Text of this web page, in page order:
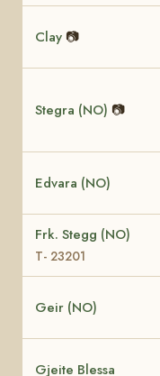
Clay 📷
Stegra (NO) 📷
Edvara (NO)
Frk. Stegg (NO)
T- 23201
Geir (NO)
Gjeite Blessa